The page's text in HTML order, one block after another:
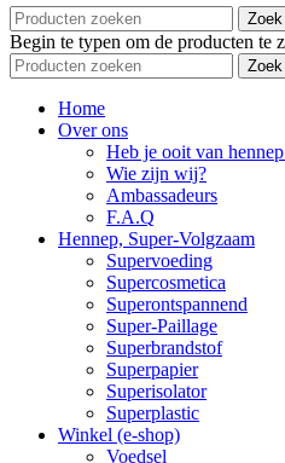
Begin te typen om de producten te
Home
Over ons
Heb je ooit van
Wie zijn wij?
Ambassadeurs
F.A.Q
Hennep, Super-Volgzaam
Supervoeding
Supercosmetica
Superontspannend
Super-Paillage
Superbrandstof
Superpapier
Superisolator
Superplastic
Winkel (e-shop)
Voedsel